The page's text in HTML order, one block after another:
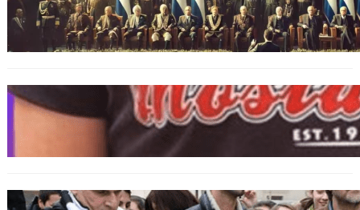
Ein Skandal: Čović verteidigt Herceg-Bosna
trotz Kriegsverbrechen
BOSNIEN
„Hasswelle eskaliert“: Mutter eines
bosniakischen Jungen entsetzt nach Angriff
durch kroatische Jugendliche
SPORT